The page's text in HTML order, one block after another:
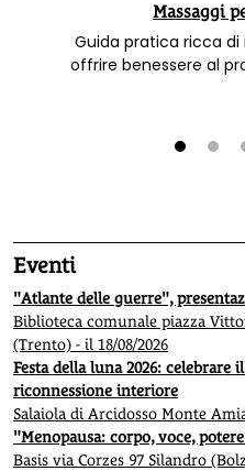
Massaggi
Guida pratica ricca
offrire
Eventi
"Atlante delle guerre",
Biblioteca comunale piazza
(Trento) - il 18/08/2026
Festa della luna 2026: celebrare
riconnessione interiore
Salaiola di Arcidosso Monte
"Menopausa: corpo, voce,
Basis via Corzes 97 Silandro